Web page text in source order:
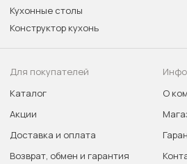
Кухонные столы
Конструктор кухонь
Для покупателей
Каталог
Акции
Доставка и оплата
Возврат, обмен и гарантия
О